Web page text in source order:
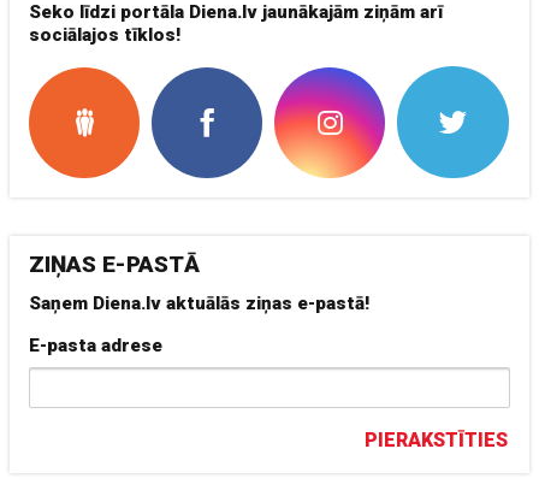
Seko līdzi portāla Diena.lv jaunākajām ziņām arī
sociālajos tīklos!
ZIŅAS E-PASTĀ
Saņem Diena.lv aktuālās ziņas e-pastā!
E-pasta adrese
PIERAKSTĪTIES